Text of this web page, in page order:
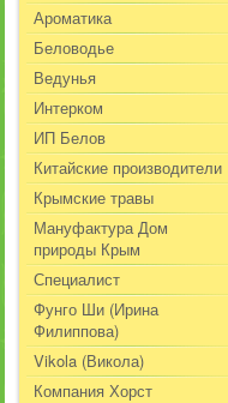
Ароматика
Беловодье
Ведунья
Интерком
ИП Белов
Китайские производители
Крымские травы
Мануфактура Дом
природы Крым
Специалист
Фунго Ши (Ирина
Филиппова)
Vikola (Викола)
Компания Хорст